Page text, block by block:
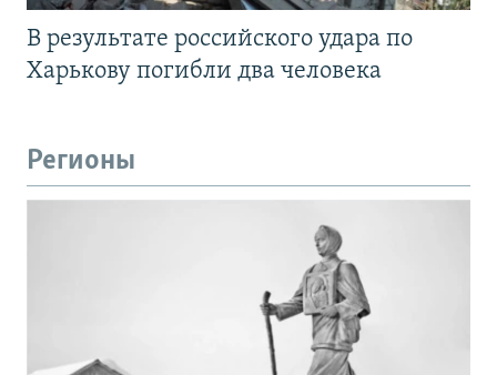
В результате российского удара по
Харькову погибли два человека
Регионы